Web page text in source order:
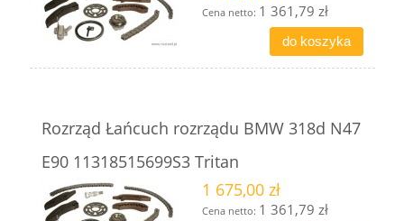
Cena netto: 1 361,79 zł
do koszyka
Rozrząd Łańcuch rozrządu BMW 318d N47
E90 11318515699S3 Tritan
1 675,00 zł
Cena netto: 1 361,79 zł